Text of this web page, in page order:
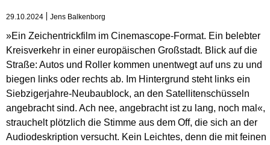
29.10.2024 Jens Balkenborg
»Ein Zeichentrickfilm im Cinemascope-Format. Ein belebter
Kreisverkehr in einer europäischen Großstadt. Blick auf die
Straße: Autos und Roller kommen unentwegt auf uns zu und
biegen links oder rechts ab. Im Hintergrund steht links ein
Siebzigerjahre-Neubaublock, an den Satellitenschüsseln
angebracht sind. Ach nee, angebracht ist zu lang, noch mal«,
strauchelt plötzlich die Stimme aus dem Off, die sich an der
Audiodeskription versucht. Kein Leichtes, denn die mit feinen